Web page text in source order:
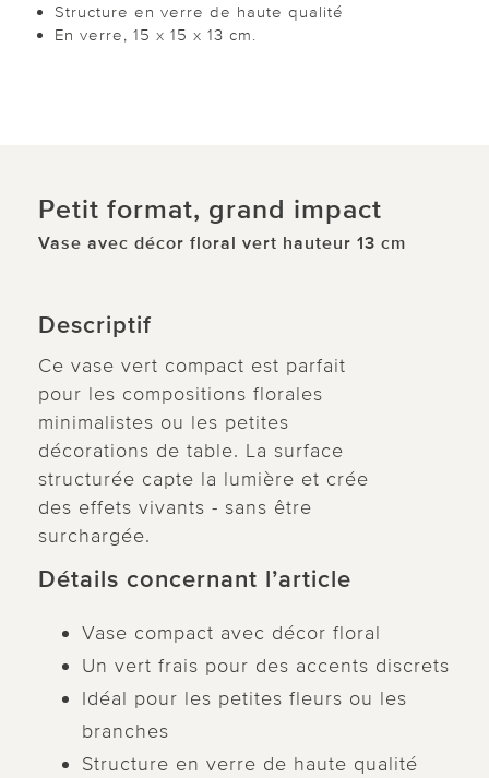
Structure en verre de haute qualité
En verre, 15 x 15 x 13 cm.
Petit format, grand impact
Vase avec décor floral vert hauteur 13 cm
Descriptif
Ce vase vert compact est parfait
pour les compositions florales
minimalistes ou les petites
décorations de table. La surface
structurée capte la lumière et crée
des effets vivants - sans être
surchargée.
Détails concernant l’article
Vase compact avec décor floral
Un vert frais pour des accents discrets
Idéal pour les petites fleurs ou les
branches
Structure en verre de haute qualité